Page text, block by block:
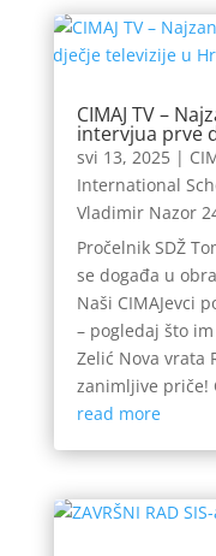
CIMAJ TV –
intervjua prve
svi 13, 2025|
International
Vladimir Nazor
Pročelnik SDŽ
se događa u
Naši CIMAJevci
– pogledaj što
Zelić Nova vrata
zanimljive priče!
read more